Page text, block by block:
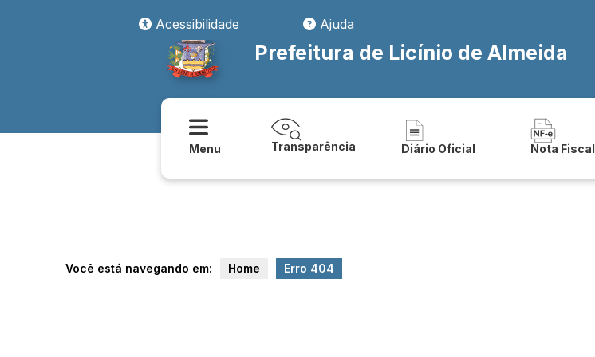
Acessibilidade
Ajuda
Prefeitura de Licínio de Almeida
Menu Transparência Diário Oficial Nota Fiscal
Você está navegando em: Home Erro 404